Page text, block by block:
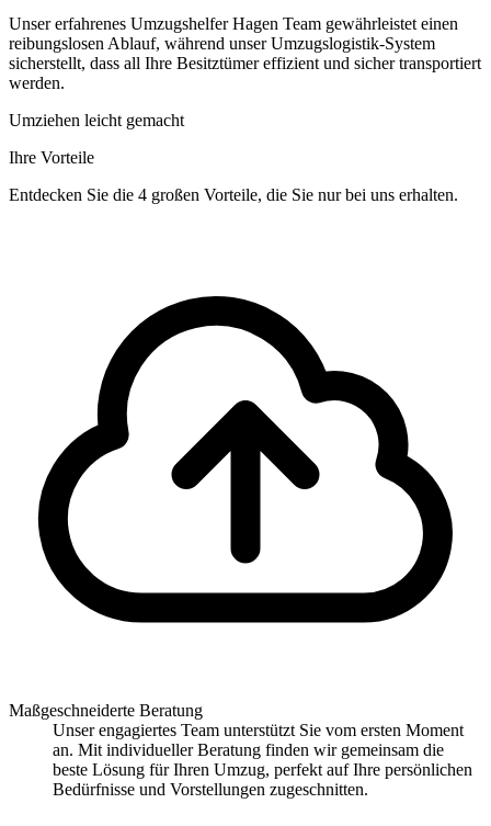
Unser erfahrenes Umzugshelfer Hagen Team gewährleistet einen
reibungslosen Ablauf, während unser Umzugslogistik-System
sicherstellt, dass all Ihre Besitztümer effizient und sicher transportiert
werden.
Umziehen leicht gemacht
Ihre Vorteile
Entdecken Sie die 4 großen Vorteile, die Sie nur bei uns erhalten.
Maßgeschneiderte Beratung
Unser engagiertes Team unterstützt Sie vom ersten Moment
an. Mit individueller Beratung finden wir gemeinsam die
beste Lösung für Ihren Umzug, perfekt auf Ihre persönlichen
Bedürfnisse und Vorstellungen zugeschnitten.